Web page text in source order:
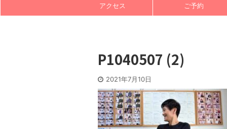
アクセス ご予約
P1040507 (2)
2021年7月10日